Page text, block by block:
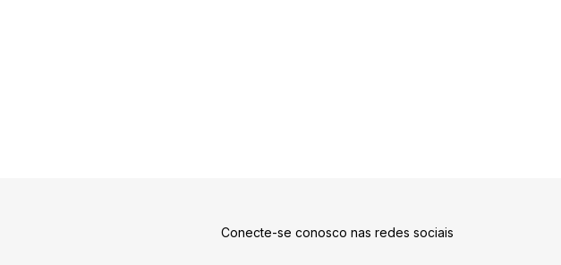
Conecte-se conosco nas redes sociais